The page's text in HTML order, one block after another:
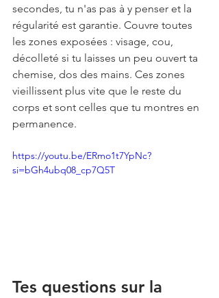
secondes, tu n'as pas à y penser et la
régularité est garantie. Couvre toutes
les zones exposées : visage, cou,
décolleté si tu laisses un peu ouvert ta
chemise, dos des mains. Ces zones
vieillissent plus vite que le reste du
corps et sont celles que tu montres en
permanence.
https://youtu.be/ERmo1t7YpNc?
si=bGh4ubq08_cp7Q5T
Tes questions sur la